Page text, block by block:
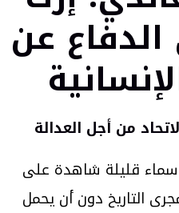
عن
قليلة شاهدة على
التاريخ دون أن يحمل